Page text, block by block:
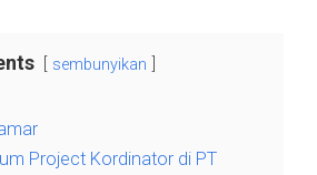
sembunyikan
Project Kordinator di PT